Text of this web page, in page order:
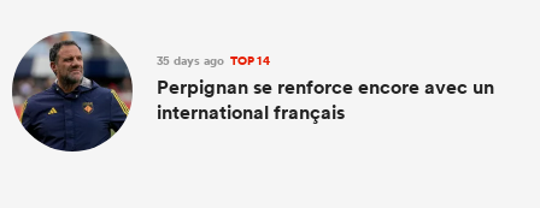
35 days ago TOP 14
Perpignan se renforce encore avec un
international français